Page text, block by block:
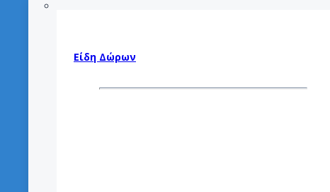
Είδη Δώρων